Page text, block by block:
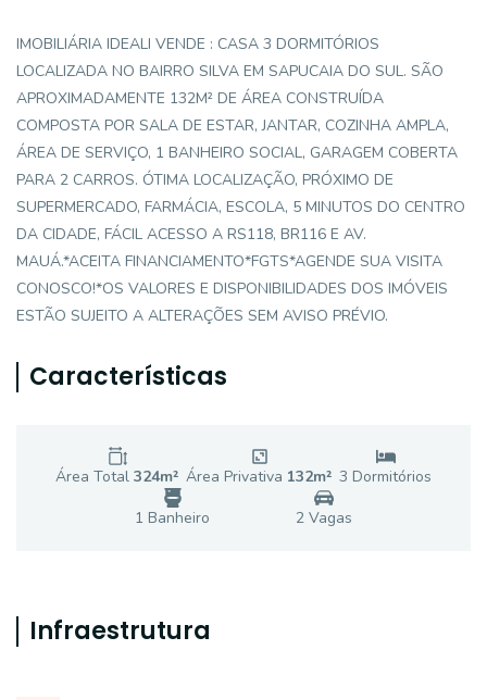
IMOBILIÁRIA IDEALI VENDE : CASA 3 DORMITÓRIOS
LOCALIZADA NO BAIRRO SILVA EM SAPUCAIA DO SUL. SÃO
APROXIMADAMENTE 132M² DE ÁREA CONSTRUÍDA
COMPOSTA POR SALA DE ESTAR, JANTAR, COZINHA AMPLA,
ÁREA DE SERVIÇO, 1 BANHEIRO SOCIAL, GARAGEM COBERTA
PARA 2 CARROS. ÓTIMA LOCALIZAÇÃO, PRÓXIMO DE
SUPERMERCADO, FARMÁCIA, ESCOLA, 5 MINUTOS DO CENTRO
DA CIDADE, FÁCIL ACESSO A RS118, BR116 E AV.
MAUÁ.*ACEITA FINANCIAMENTO*FGTS*AGENDE SUA VISITA
CONOSCO!*OS VALORES E DISPONIBILIDADES DOS IMÓVEIS
ESTÃO SUJEITO A ALTERAÇÕES SEM AVISO PRÉVIO.
Características
Área Total 324m² Área Privativa 132m² 3 Dormitórios
1 Banheiro 2 Vagas
Infraestrutura